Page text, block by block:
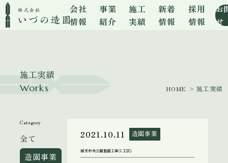
会社
情報
事業
紹介
施工
実績
新着
情報
採用
情報
お
せ
施工実績
Works HOME > 施工実績
Category
全て
造園事業
2021.10.11 造園事業
植木中央公園整備工事(1工区)